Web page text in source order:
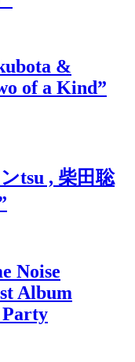
&
of a Kind”
tsu , 柴田聡
Noise
Album
Party